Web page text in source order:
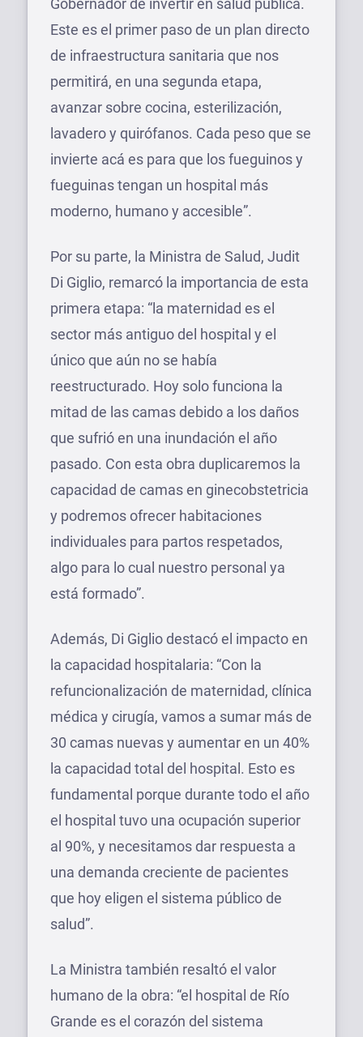
Este es el primer paso de un plan directo
de infraestructura sanitaria que nos
permitirá, en una segunda etapa,
avanzar sobre cocina, esterilización,
lavadero y quirófanos. Cada peso que se
invierte acá es para que los fueguinos y
fueguinas tengan un hospital más
moderno, humano y accesible”.
Por su parte, la Ministra de Salud, Judit
Di Giglio, remarcó la importancia de esta
primera etapa: “la maternidad es el
sector más antiguo del hospital y el
único que aún no se había
reestructurado. Hoy solo funciona la
mitad de las camas debido a los daños
que sufrió en una inundación el año
pasado. Con esta obra duplicaremos la
capacidad de camas en ginecobstetricia
y podremos ofrecer habitaciones
individuales para partos respetados,
algo para lo cual nuestro personal ya
está formado”.
Además, Di Giglio destacó el impacto en
la capacidad hospitalaria: “Con la
refuncionalización de maternidad, clínica
médica y cirugía, vamos a sumar más de
30 camas nuevas y aumentar en un 40%
la capacidad total del hospital. Esto es
fundamental porque durante todo el año
el hospital tuvo una ocupación superior
al 90%, y necesitamos dar respuesta a
una demanda creciente de pacientes
que hoy eligen el sistema público de
salud”.
La Ministra también resaltó el valor
humano de la obra: “el hospital de Río
Grande es el corazón del sistema